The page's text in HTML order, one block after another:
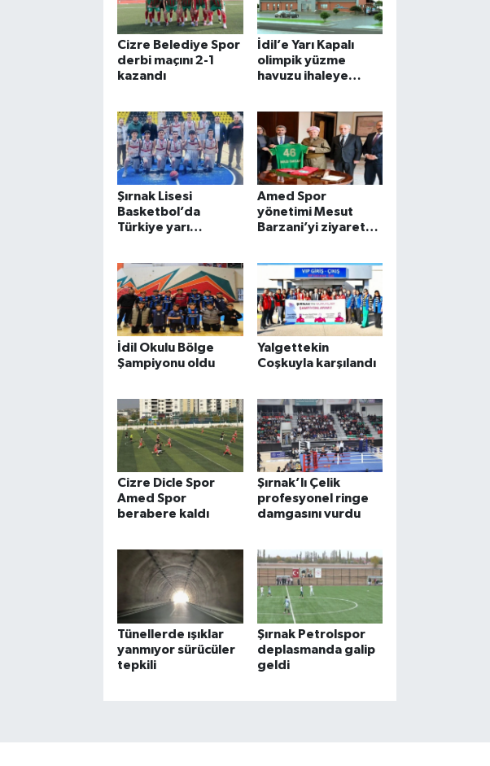
Cizre Belediye Spor
derbi maçını 2-1
kazandı
İdil’e Yarı Kapalı
olimpik yüzme
havuzu ihaleye
Şırnak Lisesi
Basketbol’da
Türkiye yarı
Amed Spor
yönetimi Mesut
Barzani’yi ziyaret
İdil Okulu Bölge
Şampiyonu oldu
Yalgettekin
Coşkuyla karşılandı
Cizre Dicle Spor
Amed Spor
berabere kaldı
Şırnak’lı Çelik
profesyonel ringe
damgasını vurdu
Tünellerde ışıklar
yanmıyor sürücüler
tepkili
Şırnak Petrolspor
deplasmanda galip
geldi